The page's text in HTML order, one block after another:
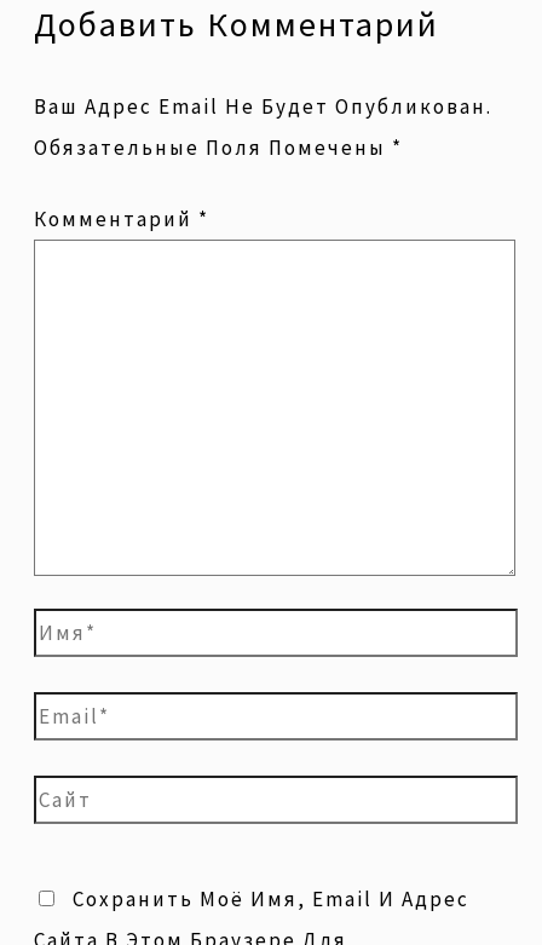
Добавить Комментарий
Ваш Адрес Email Не Будет Опубликован.
Обязательные Поля Помечены *
Комментарий *
Сохранить Моё Имя, Email И Адрес